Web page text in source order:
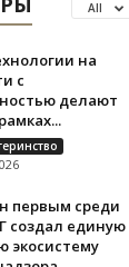
All
на
с
делают
первым среди
создал единую
экосистему